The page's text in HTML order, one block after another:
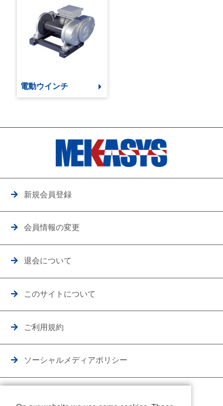
電動ウインチ
新規会員登録
会員情報の変更
退会について
このサイトについて
ご利用規約
ソーシャルメディアポリシー